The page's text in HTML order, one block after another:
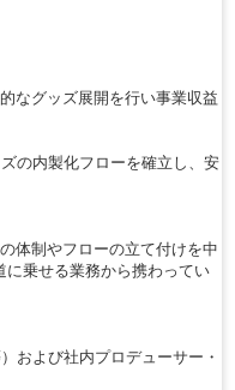
なグッズ展開を行い事業収益
の内製化フローを確立し、安
体制やフローの立て付けを中
乗せる業務から携わってい
および社内プロデューサー・